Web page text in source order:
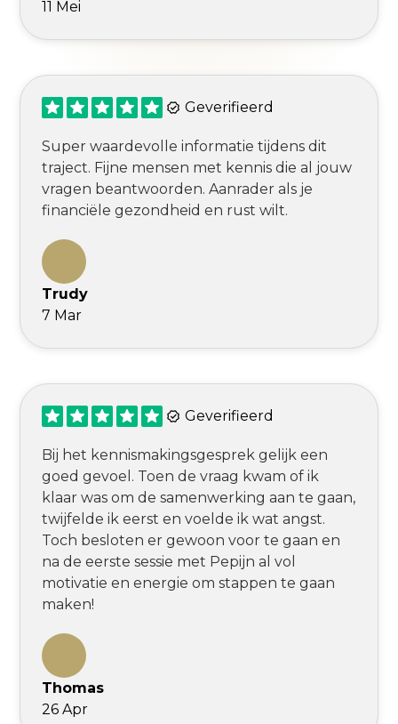
11 Mei
Geverifieerd
Super waardevolle informatie tijdens dit
traject. Fijne mensen met kennis die al jouw
vragen beantwoorden. Aanrader als je
financiële gezondheid en rust wilt.
Trudy
7 Mar
Geverifieerd
Bij het kennismakingsgesprek gelijk een
goed gevoel. Toen de vraag kwam of ik
klaar was om de samenwerking aan te gaan,
twijfelde ik eerst en voelde ik wat angst.
Toch besloten er gewoon voor te gaan en
na de eerste sessie met Pepijn al vol
motivatie en energie om stappen te gaan
maken!
Thomas
26 Apr